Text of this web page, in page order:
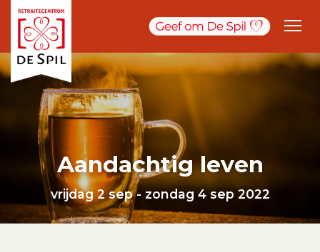
Aandachtig leven
vrijdag 2 sep - zondag 4 sep 2022